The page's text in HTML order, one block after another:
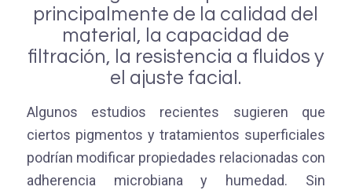
principalmente de la calidad del
material, la capacidad de
filtración, la resistencia a fluidos y
el ajuste facial.
Algunos estudios recientes sugieren que
ciertos pigmentos y tratamientos superficiales
podrían modificar propiedades relacionadas con
adherencia microbiana y humedad. Sin